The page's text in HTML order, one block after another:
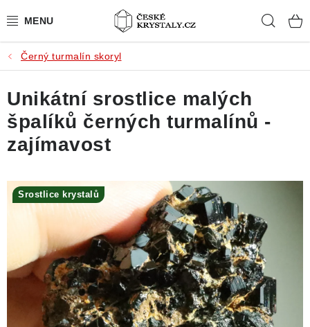
na
PŘÍRODNÍ KAMENY
BROUŠENÉ KAMENY
MISTROVSKÉ KRYSTALY
SLEVY
VIDEOGALERIE
KONTAKT
Obchodní podmínky
Podmínky ochrany osobních údajů
Černý turmalín skoryl
Unikátní srostlice malých
špalíků černých turmalínů -
zajímavost
Srostlice krystalů